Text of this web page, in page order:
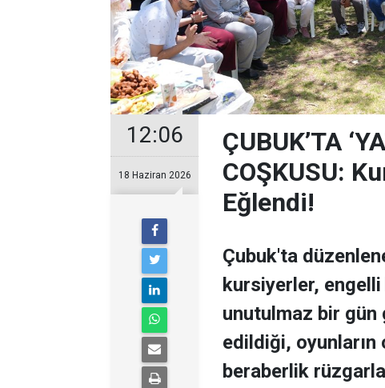
12:06
18 Haziran 2026
ÇUBUK’TA
COŞKUSU:
Eğlendi!
Çubuk'ta
kursiyerler,
unutulmaz bir
edildiği, oyunların
beraberlik